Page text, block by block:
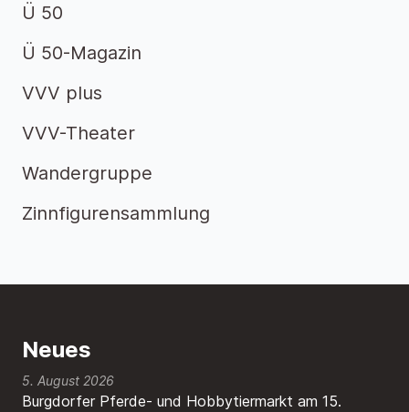
Ü 50
Ü 50-Magazin
VVV plus
VVV-Theater
Wandergruppe
Zinnfigurensammlung
Neues
Burgdorfer Pferde- und Hobbytiermarkt am 15.
5. August 2026